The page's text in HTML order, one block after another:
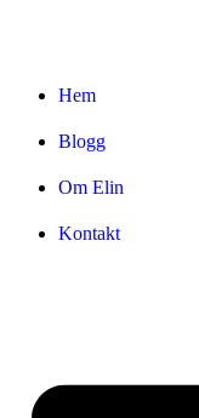
Hem
Blogg
Om Elin
Kontakt